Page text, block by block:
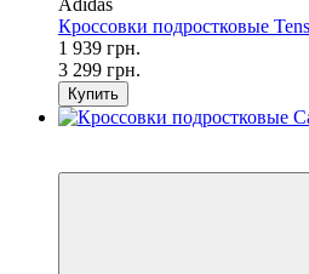
Кроссовки подростковые
1 939 грн.
3 299 грн.
Купить